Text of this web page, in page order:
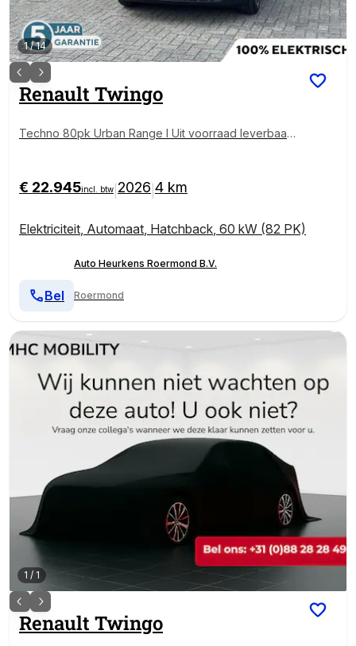
1/14
Renault Twingo
Techno 80pk Urban Range l Uit voorraad leverbaar! l
€ 22.945incl. btw 2026 4 km
Elektriciteit, Automaat, Hatchback, 60 kW (82 PK)
Auto Heurkens Roermond B.V.
Roermond
Bel
1 / 1
Renault Twingo